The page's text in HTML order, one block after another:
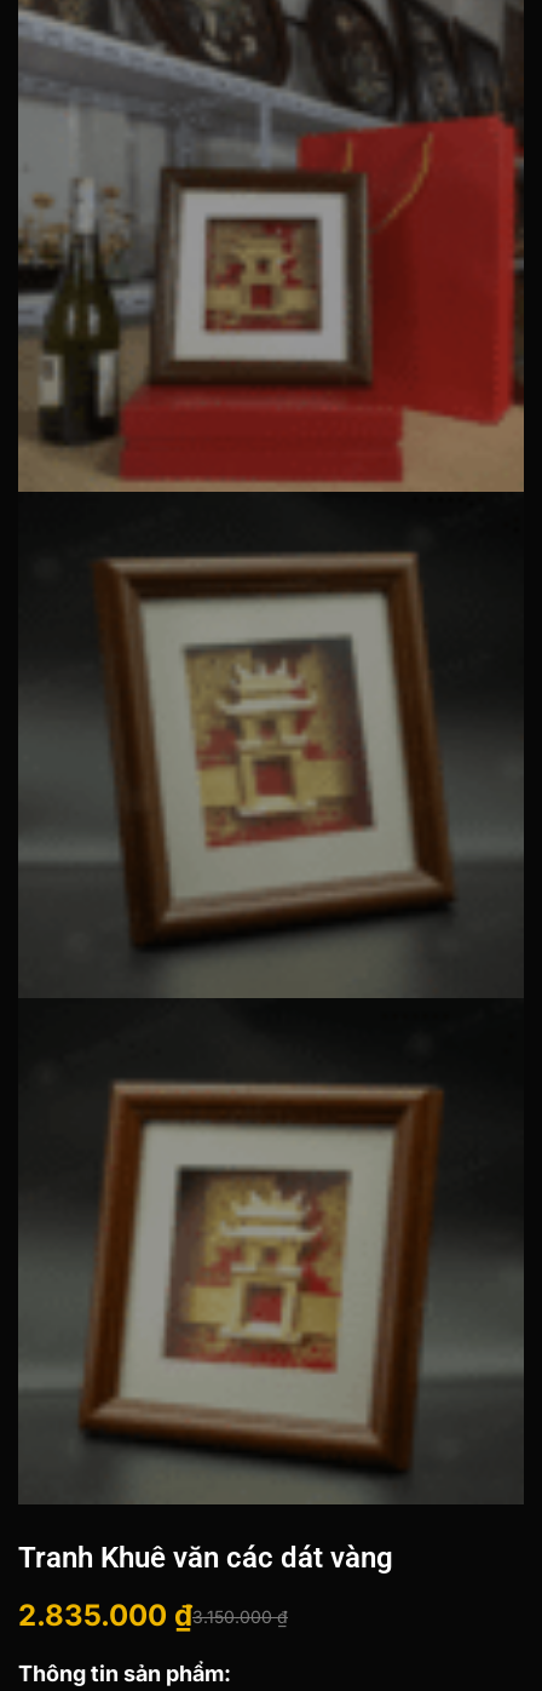
Tranh Khuê văn các dát vàng
3.150.000₫
Giá
gốc
2.835.000 ₫
Giá
hiện
Thông tin sản phẩm: